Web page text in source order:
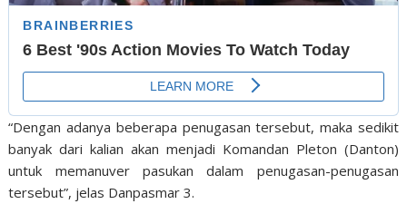
“Dengan adanya beberapa penugasan tersebut, maka sedikit
banyak dari kalian akan menjadi Komandan Pleton (Danton)
untuk memanuver pasukan dalam penugasan-penugasan
tersebut”, jelas Danpasmar 3.